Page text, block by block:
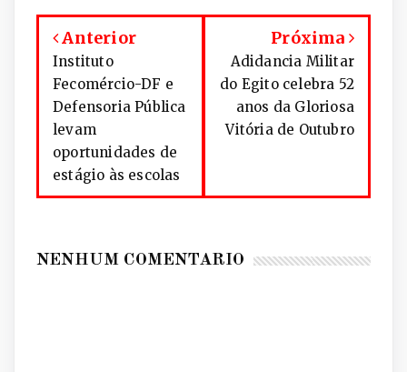
Anterior
Instituto
Fecomércio-DF e
Defensoria Pública
levam
oportunidades de
estágio às escolas
Próxima
Adidancia Militar
do Egito celebra 52
anos da Gloriosa
Vitória de Outubro
NENHUM COMENTÁRIO